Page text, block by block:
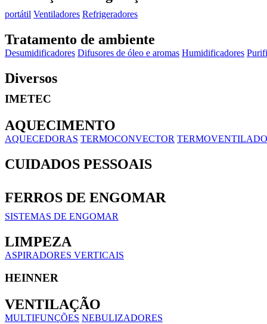
portátil Ventiladores Refrigeradores
Tratamento de ambiente
Desumidificadores Difusores de óleo e aromas Humidificadores
Diversos
IMETEC
AQUECIMENTO
AQUECEDORAS TERMOCONVECTOR
CUIDADOS PESSOAIS
FERROS DE ENGOMAR
SISTEMAS DE ENGOMAR
LIMPEZA
ASPIRADORES VERTICAIS
HEINNER
VENTILAÇÃO
MULTIFUNÇÕES NEBULIZADORES